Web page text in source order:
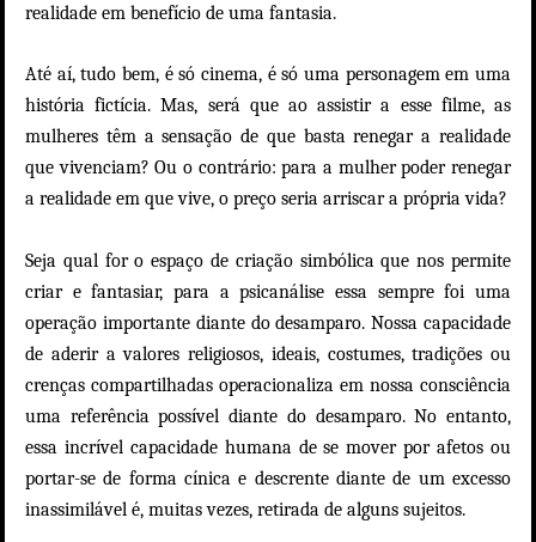
realidade em benefício de uma fantasia.
Até aí, tudo bem, é só cinema, é só uma personagem em uma
história fictícia. Mas, será que ao assistir a esse filme, as
mulheres têm a sensação de que basta renegar a realidade
que vivenciam? Ou o contrário: para a mulher poder renegar
a realidade em que vive, o preço seria arriscar a própria vida?
Seja qual for o espaço de criação simbólica que nos permite
criar e fantasiar, para a psicanálise essa sempre foi uma
operação importante diante do desamparo. Nossa capacidade
de aderir a valores religiosos, ideais, costumes, tradições ou
crenças compartilhadas operacionaliza em nossa consciência
uma referência possível diante do desamparo. No entanto,
essa incrível capacidade humana de se mover por afetos ou
portar-se de forma cínica e descrente diante de um excesso
inassimilável é, muitas vezes, retirada de alguns sujeitos.